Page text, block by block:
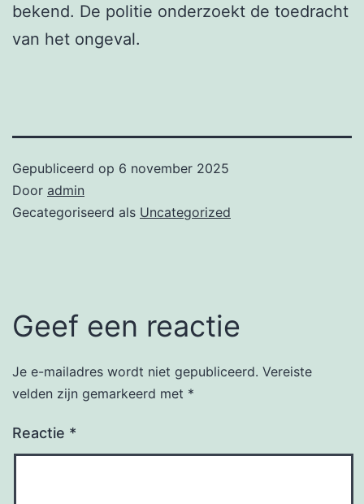
bekend. De politie onderzoekt de toedracht
van het ongeval.
Gepubliceerd op 6 november 2025
Door admin
Gecategoriseerd als Uncategorized
Geef een reactie
Je e-mailadres wordt niet gepubliceerd. Vereiste
velden zijn gemarkeerd met *
Reactie *